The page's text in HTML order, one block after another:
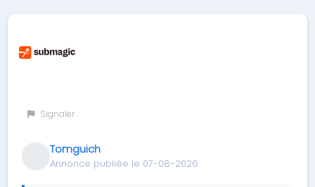
Signaler
Tomguich
Annonce publiée le 07-08-2026